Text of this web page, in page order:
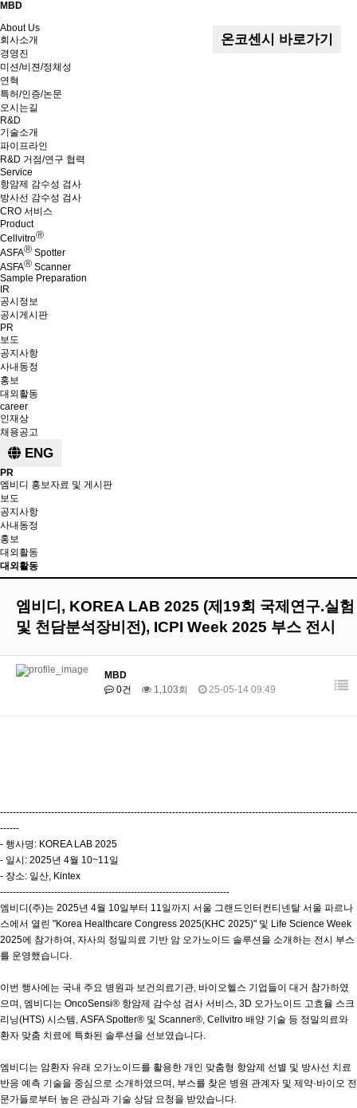
MBD
Menu
About Us
회사소개
경영진
미션/비젼/정체성
연혁
특허/인증/논문
오시는길
R&D
기술소개
파이프라인
R&D 거점/연구 협력
Service
항암제 감수성 검사
방사선 감수성 검사
CRO 서비스
Product
CellvitroⓇ
ASFAⓇ Spotter
ASFAⓇ Scanner
Sample Preparation
IR
공시정보
공시게시판
PR
보도
공지사항
사내동정
홍보
대외활동
career
인재상
채용공고
ENG
온코센시 바로가기
PR
엠비디 홍보자료 및 게시판
보도
공지사항
사내동정
홍보
대외활동
대외활동
엠비디, KOREA LAB 2025 (제19회 국제연구.실험
및 천담분석장비전), ICPI Week 2025 부스 전시
MBD
0건
1,103회 25-05-14 09:49
----------------------------------------------------------------------------------------------------------------
------
- 행사명: KOREA LAB 2025
- 일시: 2025년 4월 10~11일
- 장소: 일산, Kintex
------------------------------------------------------------------------
엠비디(주)는 2025년 4월 10일부터 11일까지 서울 그랜드인터컨티넨탈 서울 파르나
스에서 열린 "Korea Healthcare Congress 2025(KHC 2025)" 및 Life Science Week
2025에 참가하여, 자사의 정밀의료 기반 암 오가노이드 솔루션을 소개하는 전시 부스
를 운영했습니다.
이번 행사에는 국내 주요 병원과 보건의료기관, 바이오헬스 기업들이 대거 참가하였
으며, 엠비디는 OncoSensi® 항암제 감수성 검사 서비스, 3D 오가노이드 고효율 스크
리닝(HTS) 시스템, ASFA Spotter® 및 Scanner®, Cellvitro 배양 기술 등 정밀의료와
환자 맞춤 치료에 특화된 솔루션을 선보였습니다.
엠비디는 암환자 유래 오가노이드를 활용한 개인 맞춤형 항암제 선별 및 방사선 치료
반응 예측 기술을 중심으로 소개하였으며, 부스를 찾은 병원 관계자 및 제약·바이오 전
문가들로부터 높은 관심과 기술 상담 요청을 받았습니다.